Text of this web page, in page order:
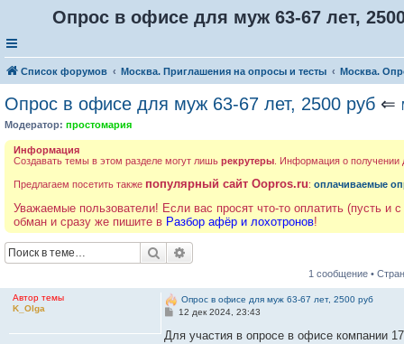
Опрос в офисе для муж 63-67 лет,
Список форумов Москва. Приглашения на опросы и тесты Москва.
Опрос в офисе для муж 63-67 лет, 2500 руб ⇐
Модератор: простомария
Информация
Создавать темы в этом разделе могут лишь рекрутеры . Информация о получении
Предлагаем посетить также популярный сайт Oopros.ru: оплачиваемые
Уважаемые пользователи! Если вас просят что-то оплатить (пусть и
обман и сразу же пишите в Разбор афёр и лохотронов!
Поиск
1 сообщение •
Автор темы
K_Olga
Опрос в офисе для муж 63-67 лет, 2500 руб
С
о
12 дек 2024, 23:43
Для участия в опросе в офисе компании